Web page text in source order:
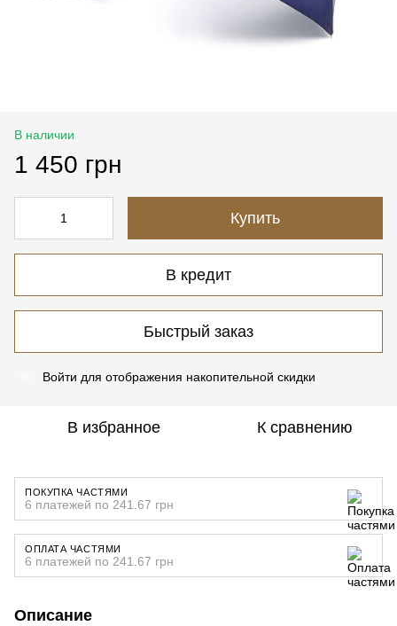
В наличии
1 450 грн
Купить
В кредит
Быстрый заказ
Войти для отображения накопительной скидки
В избранное К сравнению
ПОКУПКА ЧАСТЯМИ
6 платежей по 241.67 грн
ОПЛАТА ЧАСТЯМИ
6 платежей по 241.67 грн
Описание